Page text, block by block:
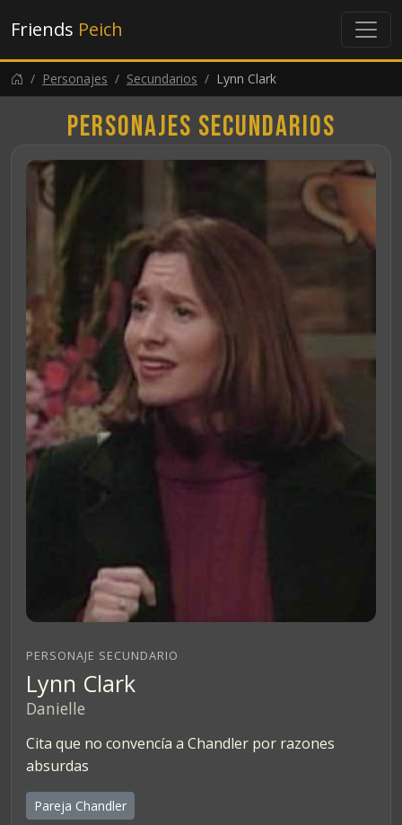
Friends Peich
Personajes Secundarios Lynn Clark
Personajes secundarios
PERSONAJE SECUNDARIO
Lynn Clark
Danielle
Cita que no convencía a Chandler por razones
absurdas
Pareja Chandler